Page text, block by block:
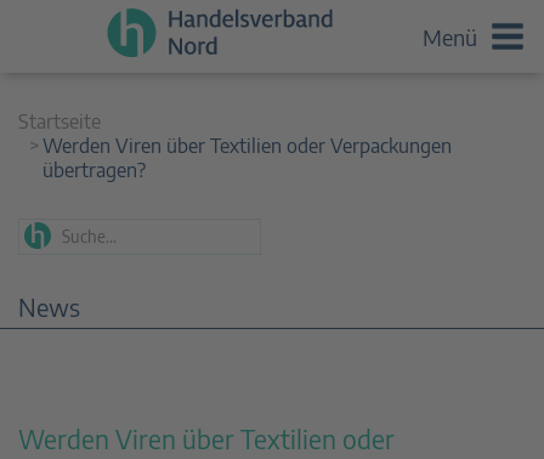
Menü
Startseite
Werden Viren über Textilien oder Verpackungen
übertragen?
News
Werden Viren über Textilien oder